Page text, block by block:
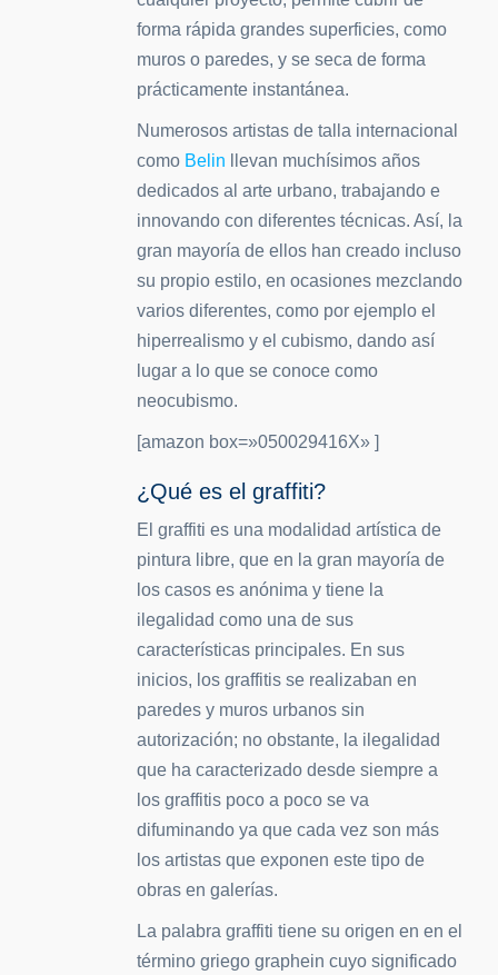
forma rápida grandes superficies, como
muros o paredes, y se seca de forma
prácticamente instantánea.
Numerosos artistas de talla internacional
como Belin llevan muchísimos años
dedicados al arte urbano, trabajando e
innovando con diferentes técnicas. Así, la
gran mayoría de ellos han creado incluso
su propio estilo, en ocasiones mezclando
varios diferentes, como por ejemplo el
hiperrealismo y el cubismo, dando así
lugar a lo que se conoce como
neocubismo.
[amazon box=»050029416X» ]
¿Qué es el graffiti?
El graffiti es una modalidad artística de
pintura libre, que en la gran mayoría de
los casos es anónima y tiene la
ilegalidad como una de sus
características principales. En sus
inicios, los graffitis se realizaban en
paredes y muros urbanos sin
autorización; no obstante, la ilegalidad
que ha caracterizado desde siempre a
los graffitis poco a poco se va
difuminando ya que cada vez son más
los artistas que exponen este tipo de
obras en galerías.
La palabra graffiti tiene su origen en en el
término griego graphein cuyo significado